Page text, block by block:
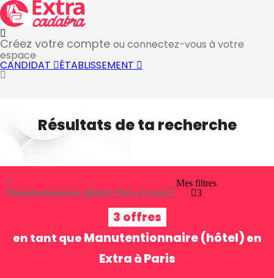
Créez votre compte ou connectez-vous à votre
espace
CANDIDAT ÉTABLISSEMENT
Résultats de ta recherche
Manutentionnaire (hôtel), Paris, Extra3
Mes filtres
3
3 offres
en tant que Manutentionnaire (hôtel) en
Extra à Paris